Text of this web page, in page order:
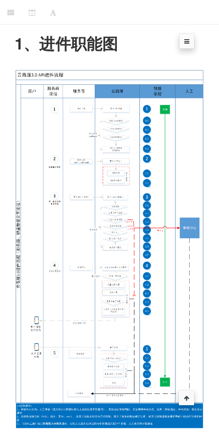
1、进件职能图